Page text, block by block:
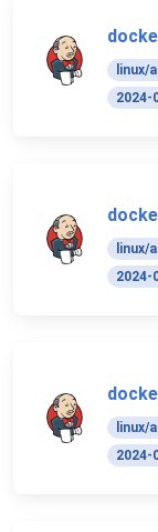
linux/
2024-
linux/
2024-
linux/
2024-